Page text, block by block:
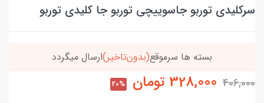
سرکلیدی توربو جاسوییچی توربو جا کلیدی توربو
بسته ها سرموقع(بدون‌تاخیر)ارسال میگردد
406,000
328,000 تومان 20%